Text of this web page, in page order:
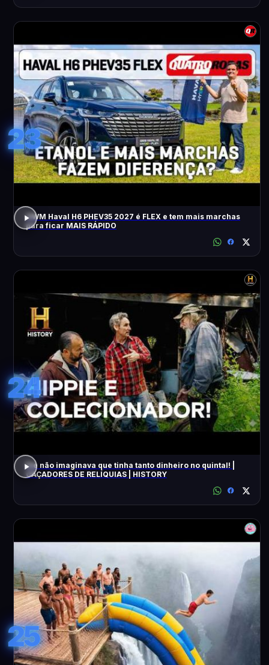
23
GWM Haval H6 PHEV35 2027 é FLEX e tem mais marchas
para ficar MAIS RÁPIDO
24
Ele não imaginava que tinha tanto dinheiro no quintal! |
CAÇADORES DE RELÍQUIAS | HISTORY
25